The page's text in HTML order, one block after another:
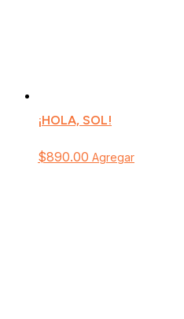
¡HOLA, SOL!
$890.00 Agregar